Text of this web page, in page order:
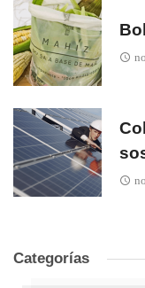
Categorías